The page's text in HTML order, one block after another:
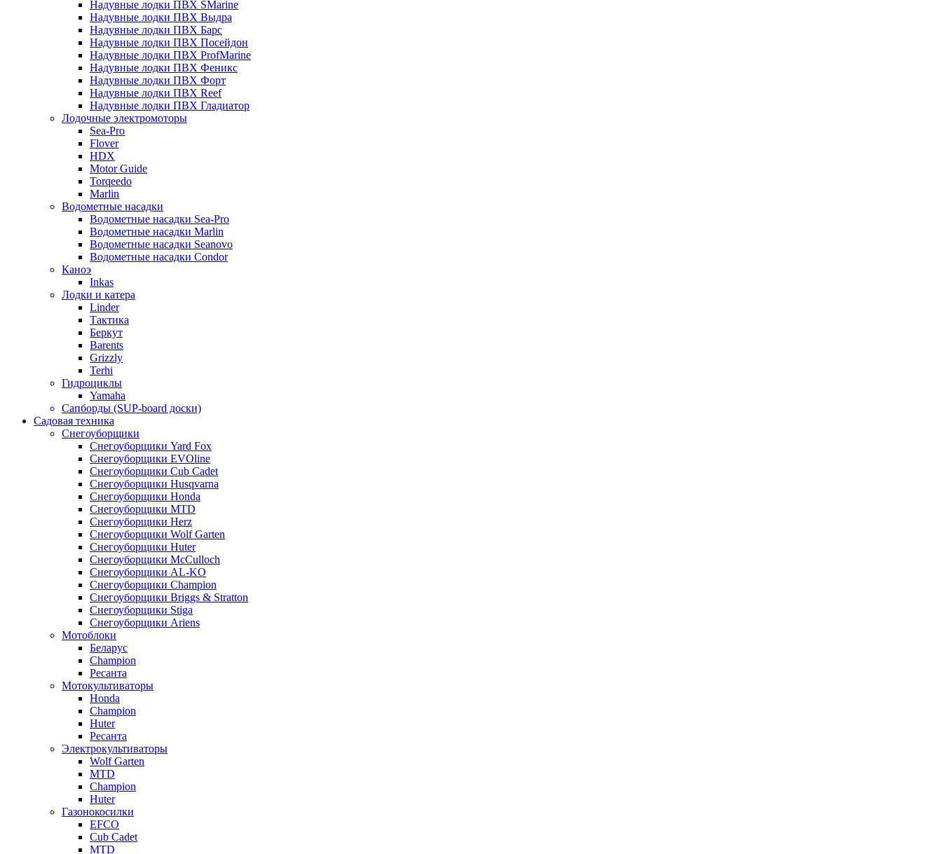
Надувные лодки ПВХ SMarine
Надувные лодки ПВХ Выдра
Надувные лодки ПВХ Барс
Надувные лодки ПВХ Посейдон
Надувные лодки ПВХ ProfMarine
Надувные лодки ПВХ Феникс
Надувные лодки ПВХ Форт
Надувные лодки ПВХ Reef
Надувные лодки ПВХ Гладиатор
Лодочные электромоторы
Sea-Pro
Flover
HDX
Motor Guide
Torqeedo
Marlin
Водометные насадки
Водометные насадки Sea-Pro
Водометные насадки Marlin
Водометные насадки Seanovo
Водометные насадки Condor
Каноэ
Inkas
Лодки и катера
Linder
Тактика
Беркут
Barents
Grizzly
Terhi
Гидроциклы
Yamaha
Сапборды (SUP-board доски)
Садовая техника
Снегоуборщики
Снегоуборщики Yard Fox
Снегоуборщики EVOline
Снегоуборщики Cub Cadet
Снегоуборщики Husqvarna
Снегоуборщики Honda
Снегоуборщики MTD
Снегоуборщики Herz
Снегоуборщики Wolf Garten
Снегоуборщики Huter
Снегоуборщики McCulloch
Снегоуборщики AL-KO
Снегоуборщики Champion
Снегоуборщики Briggs & Stratton
Снегоуборщики Stiga
Снегоуборщики Ariens
Мотоблоки
Беларус
Champion
Ресанта
Мотокультиваторы
Honda
Champion
Huter
Ресанта
Электрокультиваторы
Wolf Garten
MTD
Champion
Huter
Газонокосилки
EFCO
Cub Cadet
MTD